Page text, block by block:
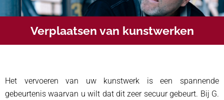
Transport
Verplaatsen van kunstwerken
Het vervoeren van uw kunstwerk is een spannende
gebeurtenis waarvan u wilt dat dit zeer secuur gebeurt. Bij G.